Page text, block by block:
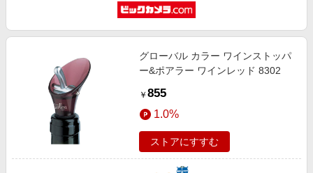
グローバル カラー ワインストッパ
ー&ポアラー ワインレッド 8302
￥ 855
1.0%
ストアにすすむ